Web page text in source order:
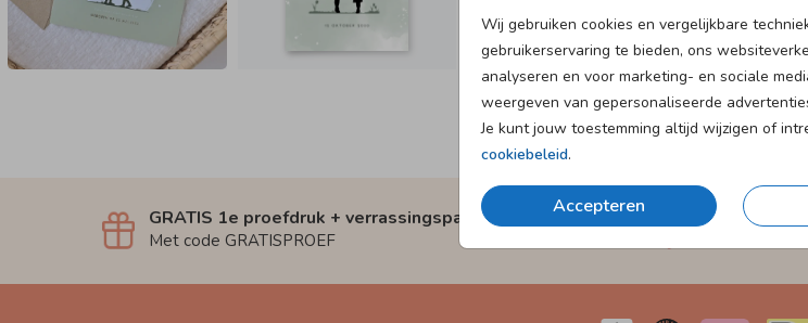
Wij gebruiken cookies en vergelijkbare
gebruikerservaring te bieden, ons
analyseren en voor marketing- en sociale
weergeven van gepersonaliseerde
Je kunt jouw toestemming altijd wijzigen of
cookiebeleid.
Accepteren
GRATIS 1e proefdruk + verrassingspakket
Met code GRATISPROEF